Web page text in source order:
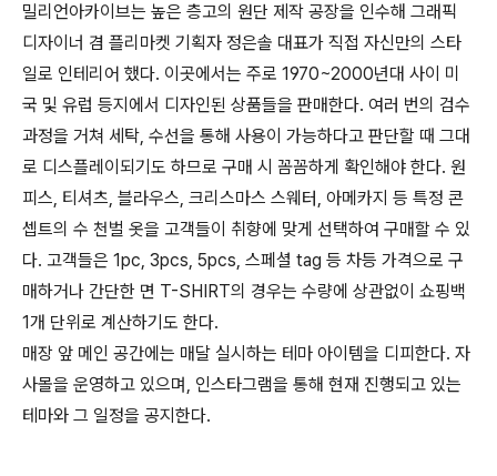
밀리언아카이브는 높은 층고의 원단 제작 공장을 인수해 그래픽
디자이너 겸 플리마켓 기획자 정은솔 대표가 직접 자신만의 스타
일로 인테리어 했다. 이곳에서는 주로 1970~2000년대 사이 미
국 및 유럽 등지에서 디자인된 상품들을 판매한다. 여러 번의 검수
과정을 거쳐 세탁, 수선을 통해 사용이 가능하다고 판단할 때 그대
로 디스플레이되기도 하므로 구매 시 꼼꼼하게 확인해야 한다. 원
피스, 티셔츠, 블라우스, 크리스마스 스웨터, 아메카지 등 특정 콘
셉트의 수 천벌 옷을 고객들이 취향에 맞게 선택하여 구매할 수 있
다. 고객들은 1pc, 3pcs, 5pcs, 스페셜 tag 등 차등 가격으로 구
매하거나 간단한 면 T-SHIRT의 경우는 수량에 상관없이 쇼핑백
1개 단위로 계산하기도 한다.
매장 앞 메인 공간에는 매달 실시하는 테마 아이템을 디피한다. 자
사몰을 운영하고 있으며, 인스타그램을 통해 현재 진행되고 있는
테마와 그 일정을 공지한다.